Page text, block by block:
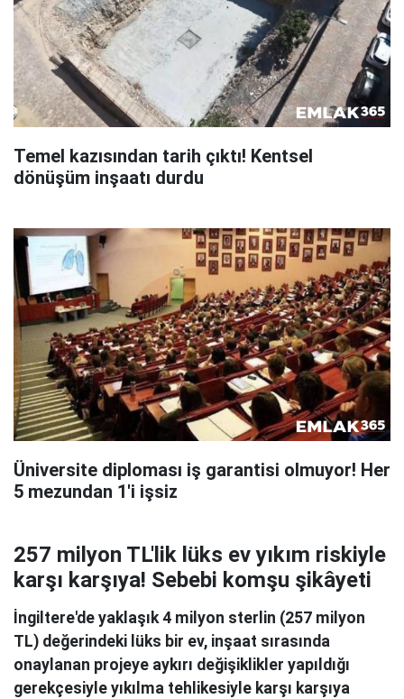
Temel kazısından tarih çıktı! Kentsel
dönüşüm inşaatı durdu
Üniversite diploması iş garantisi olmuyor! Her
5 mezundan 1'i işsiz
257 milyon TL'lik lüks ev yıkım riskiyle
karşı karşıya! Sebebi komşu şikâyeti
İngiltere'de yaklaşık 4 milyon sterlin (257 milyon
TL) değerindeki lüks bir ev, inşaat sırasında
onaylanan projeye aykırı değişiklikler yapıldığı
gerekçesiyle yıkılma tehlikesiyle karşı karşıya